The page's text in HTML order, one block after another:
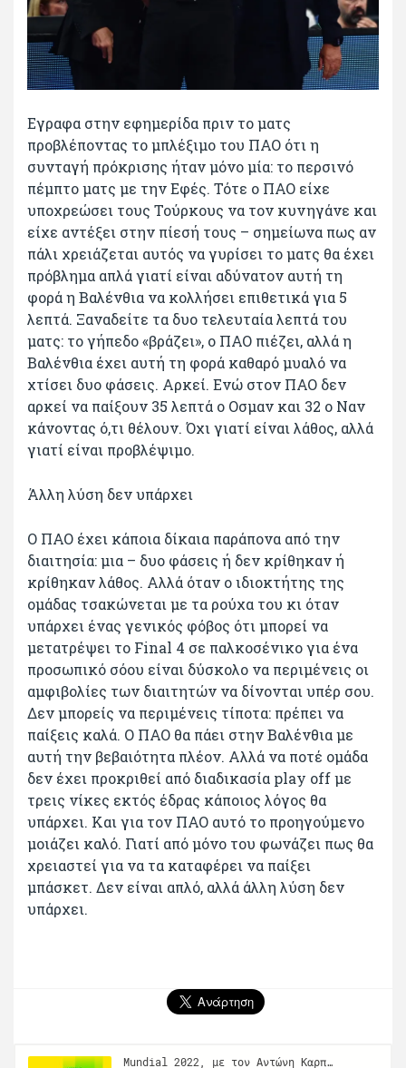
Εγραφα στην εφημερίδα πριν το ματς
προβλέποντας το μπλέξιμο του ΠΑΟ ότι η
συνταγή πρόκρισης ήταν μόνο μία: το περσινό
πέμπτο ματς με την Εφές. Τότε ο ΠΑΟ είχε
υποχρεώσει τους Τούρκους να τον κυνηγάνε και
είχε αντέξει στην πίεσή τους – σημείωνα πως αν
πάλι χρειάζεται αυτός να γυρίσει το ματς θα έχει
πρόβλημα απλά γιατί είναι αδύνατον αυτή τη
φορά η Βαλένθια να κολλήσει επιθετικά για 5
λεπτά. Ξαναδείτε τα δυο τελευταία λεπτά του
ματς: το γήπεδο «βράζει», ο ΠΑΟ πιέζει, αλλά η
Βαλένθια έχει αυτή τη φορά καθαρό μυαλό να
χτίσει δυο φάσεις. Αρκεί. Ενώ στον ΠΑΟ δεν
αρκεί να παίξουν 35 λεπτά ο Οσμαν και 32 ο Ναν
κάνοντας ό,τι θέλουν. Όχι γιατί είναι λάθος, αλλά
γιατί είναι προβλέψιμο.
Άλλη λύση δεν υπάρχει
Ο ΠΑΟ έχει κάποια δίκαια παράπονα από την
διαιτησία: μια – δυο φάσεις ή δεν κρίθηκαν ή
κρίθηκαν λάθος. Αλλά όταν ο ιδιοκτήτης της
ομάδας τσακώνεται με τα ρούχα του κι όταν
υπάρχει ένας γενικός φόβος ότι μπορεί να
μετατρέψει το Final 4 σε παλκοσένικο για ένα
προσωπικό σόου είναι δύσκολο να περιμένεις οι
αμφιβολίες των διαιτητών να δίνονται υπέρ σου.
Δεν μπορείς να περιμένεις τίποτα: πρέπει να
παίξεις καλά. Ο ΠΑΟ θα πάει στην Βαλένθια με
αυτή την βεβαιότητα πλέον. Αλλά να ποτέ ομάδα
δεν έχει προκριθεί από διαδικασία play off με
τρεις νίκες εκτός έδρας κάποιος λόγος θα
υπάρχει. Και για τον ΠΑΟ αυτό το προηγούμενο
μοιάζει καλό. Γιατί από μόνο του φωνάζει πως θα
χρειαστεί για να τα καταφέρει να παίξει
μπάσκετ. Δεν είναι απλό, αλλά άλλη λύση δεν
υπάρχει.